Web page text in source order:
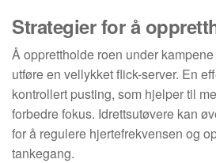
Strategier for å
Å opprettholde roen under
utføre en vellykket flick-server. En
kontrollert pusting, som hjelper til
forbedre fokus. Idrettsutøvere kan
for å regulere hjertefrekvensen og
tankegang.